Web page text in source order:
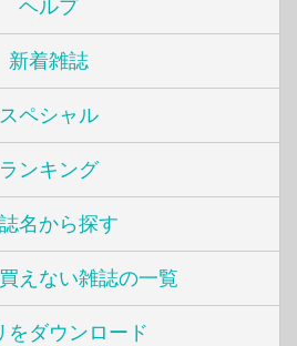
ヘルプ
新着雑誌
スペシャル
ランキング
名から探す
えない雑誌の一覧
をダウンロード